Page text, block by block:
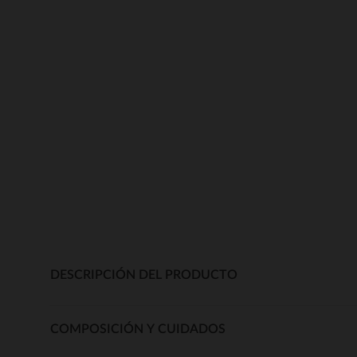
DESCRIPCIÓN DEL PRODUCTO
COMPOSICIÓN Y CUIDADOS